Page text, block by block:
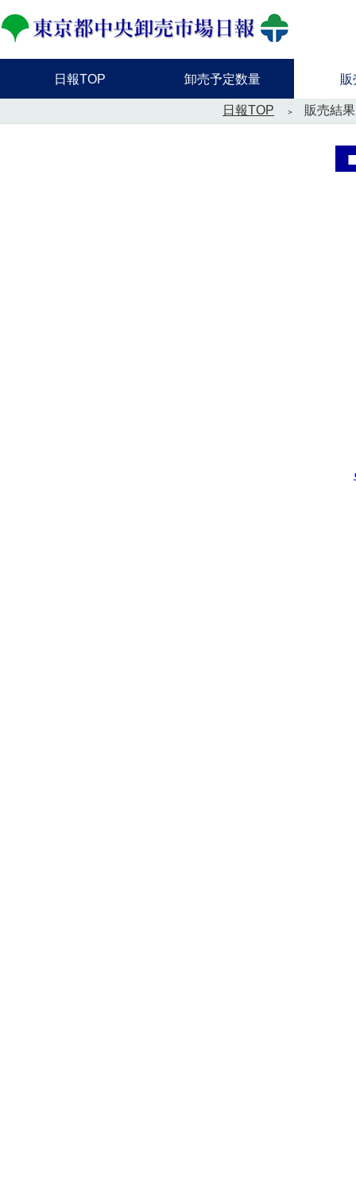
日報TOP 卸売予定数量 販
日報TOP 販売結果